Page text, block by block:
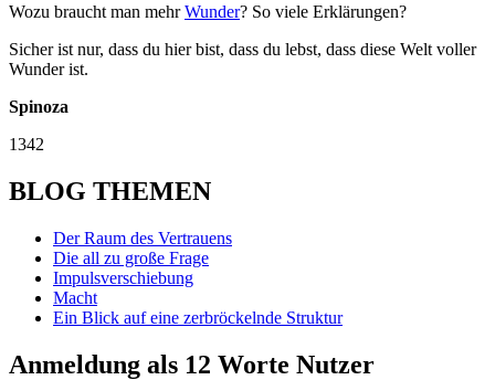
Wozu braucht man mehrWunder? So viele Erklärungen?
Sicher ist nur, dass du hier bist, dass du lebst, dass diese Welt voller
Wunder ist.
Spinoza
1342
BLOG THEMEN
Der Raum des Vertrauens
Die all zu große Frage
Impulsverschiebung
Macht
Ein Blick auf eine zerbröckelnde Struktur
Anmeldung als 12 Worte Nutzer